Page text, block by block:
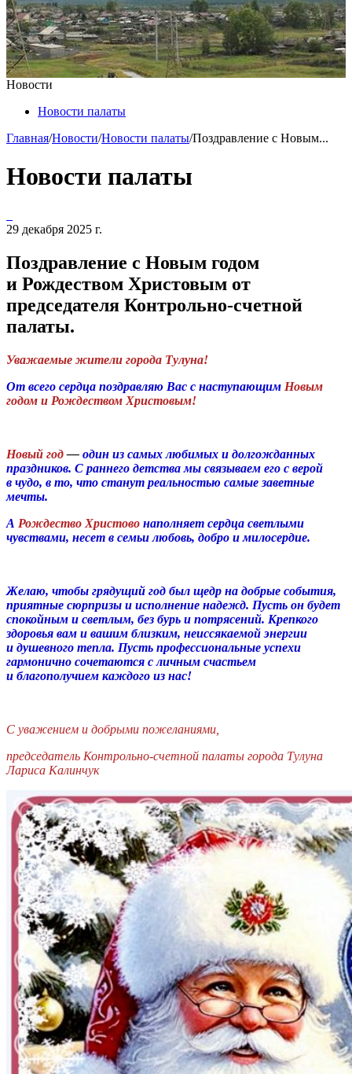
Новости
Новости палаты
Главная/Новости/Новости палаты/Поздравление с Новым...
Новости палаты
29 декабря 2025 г.
Поздравление с Новым годом
и Рождеством Христовым от
председателя Контрольно-счетной
палаты.
Уважаемые жители города Тулуна!
От всего сердца поздравляю Вас с наступающим Новым
годом и Рождеством Христовым!
Новый год— один из самых любимых и долгожданных
праздников. С раннего детства мы связываем его с верой
в чудо, в то, что станут реальностью самые заветные
мечты.
А Рождество Христово наполняет сердца светлыми
чувствами, несет в семьи любовь, добро и милосердие.
Желаю, чтобы грядущий год был щедр на добрые события,
приятные сюрпризы и исполнение надежд. Пусть он будет
спокойным и светлым, без бурь и потрясений. Крепкого
здоровья вам и вашим близким, неиссякаемой энергии
и душевного тепла. Пусть профессиональные успехи
гармонично сочетаются с личным счастьем
и благополучием каждого из нас!
С уважением и добрыми пожеланиями,
председатель Контрольно-счетной палаты города Тулуна
Лариса Калинчук